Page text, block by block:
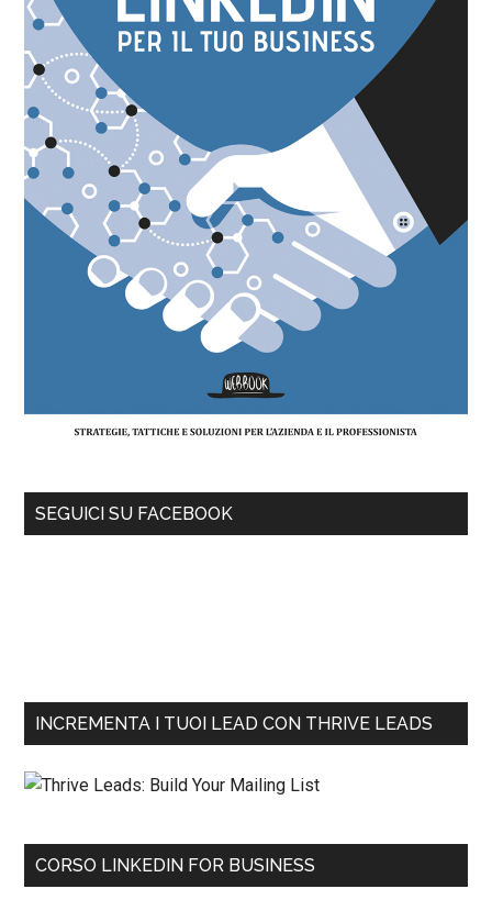
SEGUICI SU FACEBOOK
INCREMENTA I TUOI LEAD CON THRIVE LEADS
CORSO LINKEDIN FOR BUSINESS